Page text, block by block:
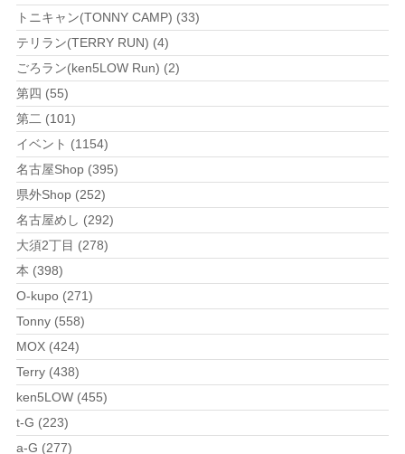
トニキャン(TONNY CAMP) (33)
テリラン(TERRY RUN) (4)
ごろラン(ken5LOW Run) (2)
第四 (55)
第二 (101)
イベント (1154)
名古屋Shop (395)
県外Shop (252)
名古屋めし (292)
大須2丁目 (278)
本 (398)
O-kupo (271)
Tonny (558)
MOX (424)
Terry (438)
ken5LOW (455)
t-G (223)
a-G (277)